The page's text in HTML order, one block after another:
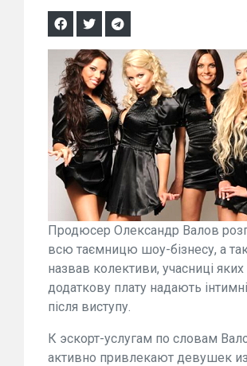
Продюсер Олександр Валов
всю таємницю шоу-бізнесу, а
назвав колективи, учасниці яких
додаткову плату надають
після виступу.
К эскорт-услугам по словам
активно привлекают девушек из